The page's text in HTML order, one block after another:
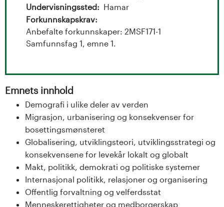
n
Undervisningssted
Hamar
Forkunnskapskrav
Anbefalte forkunnskaper: 2MSF171-1
Samfunnsfag 1, emne 1.
Emnets innhold
Demografi i ulike deler av verden
Migrasjon, urbanisering og konsekvenser for
bosettingsmønsteret
Globalisering, utviklingsteori, utviklingsstrategi og
konsekvensene for levekår lokalt og globalt
Makt, politikk, demokrati og politiske systemer
Internasjonal politikk, relasjoner og organisering
Offentlig forvaltning og velferdsstat
Menneskerettigheter og medborgerskap